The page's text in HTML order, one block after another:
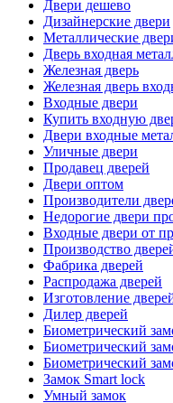
Двери дешево
Дизайнерские двери
Металлические
Дверь входная
Железная дверь
Железная дверь
Входные двери
Купить входную
Двери входные
Уличные двери
Продавец дверей
Двери оптом
Производители
Недорогие двери
Входные двери от
Производство
Фабрика дверей
Распродажа дверей
Изготовление
Дилер дверей
Биометрический
Биометрический
Биометрический
Замок Smart lock
Умный замок